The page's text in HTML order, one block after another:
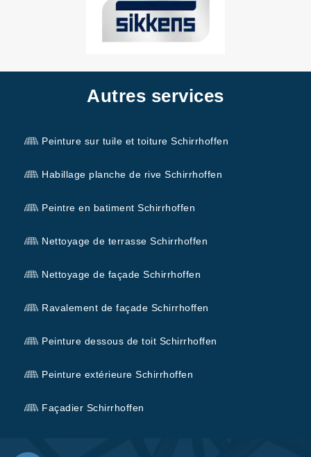
Autres services
Peinture sur tuile et toiture Schirrhoffen
Habillage planche de rive Schirrhoffen
Peintre en batiment Schirrhoffen
Nettoyage de terrasse Schirrhoffen
Nettoyage de façade Schirrhoffen
Ravalement de façade Schirrhoffen
Peinture dessous de toit Schirrhoffen
Peinture extérieure Schirrhoffen
Façadier Schirrhoffen